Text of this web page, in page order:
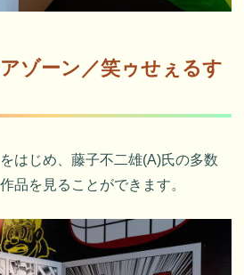
ゾーン／笑ゥせぇるす
はじめ、藤子不二雄(A)氏の多数
品を見ることができます。